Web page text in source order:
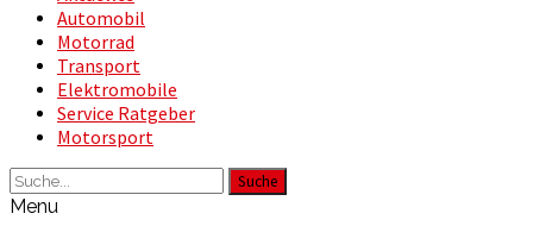
Automobil
Motorrad
Transport
Elektromobile
Service Ratgeber
Motorsport
Suche
Menu